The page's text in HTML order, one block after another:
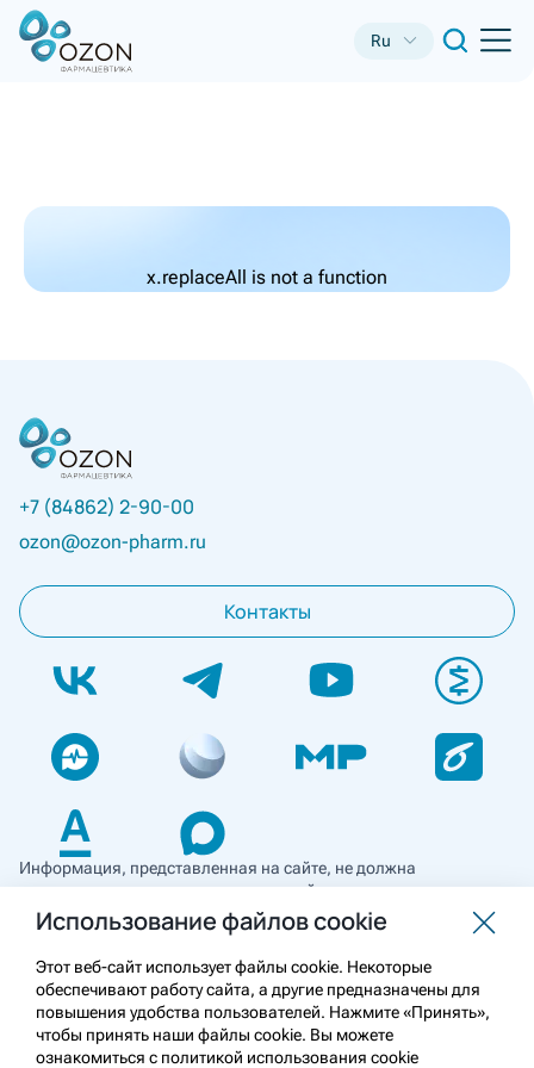
Ru
x.replaceAll is not a function
+7 (84862) 2-90-00
ozon@ozon-pharm.ru
Контакты
Информация, представленная на сайте, не должна
использоваться для самостоятельной диагностики и лечения
и не может служить заменой очной консультации врача. Перед
применением необходимо ознакомиться
с противопоказаниями препарата. Информация
о лекарственных средствах рецептурного отпуска
предназначена для медицинских и фармацевтических
работников.
Использование файлов cookie
Этот веб-сайт использует файлы cookie. Некоторые
обеспечивают работу сайта, а другие предназначены для
повышения удобства пользователей. Нажмите «Принять»,
чтобы принять наши файлы cookie. Вы можете
ознакомиться с политикой использования cookie